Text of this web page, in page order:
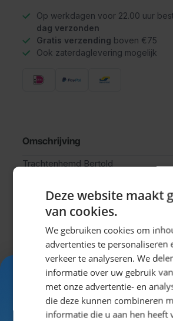
Op werkdagen voor 22.00 uur
dag verzonden
Gratis verzending boven €75
Ook zaterdaglevering mogelijk
Omschrijving
Trachtenhemd Bertold
Specificaties
8718969135498
88-220066-1011-
Man/Vrouw
Deze website maakt
van cookies.
We gebruiken cookies om
advertenties te personaliseren
verkeer te analyseren. We
informatie over uw gebruik
met onze advertentie- en
die deze kunnen combineren
informatie die u aan hen heeft
Ontvang
KORTING!